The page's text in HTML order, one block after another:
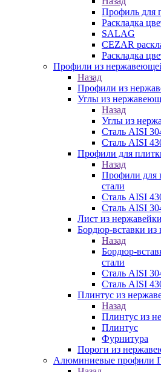
Профиль для
Раскладка
SALAG
CEZAR
Раскладка
Профили из
Назад
Профили из
Углы из
Назад
Углы из
Сталь AISI
Сталь AISI
Профили для
Назад
Профили для
стали
Сталь AISI
Сталь AISI
Лист из
Бордюр-вставки
Назад
Бордюр-
стали
Сталь AISI
Сталь AISI
Плинтус из
Назад
Плинтус из
Плинтус
Фурнитура
Пороги из
Алюминиевые профили